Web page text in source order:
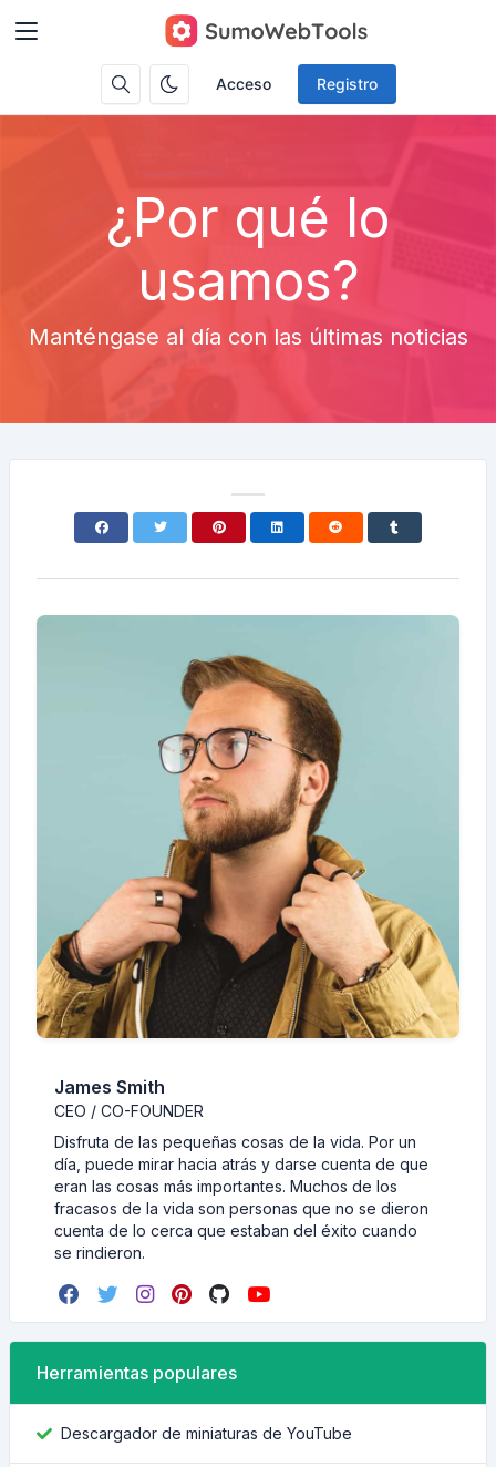
Acceso Registro
¿Por qué lo
usamos?
Manténgase al día con las últimas noticias
James Smith
CEO / CO-FOUNDER
Disfruta de las pequeñas cosas de la vida. Por un
día, puede mirar hacia atrás y darse cuenta de que
eran las cosas más importantes. Muchos de los
fracasos de la vida son personas que no se dieron
cuenta de lo cerca que estaban del éxito cuando
se rindieron.
Herramientas populares
Descargador de miniaturas de YouTube